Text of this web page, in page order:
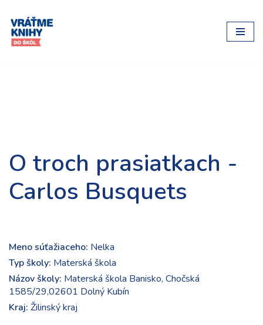
Preskočiť
na
O troch prasiatkach -
Carlos Busquets
Meno súťažiaceho: Nelka
Typ školy: Materská škola
Názov školy: Materská škola Banisko, Chočská
1585/29,02601 Dolný Kubín
Kraj: Žilinský kraj